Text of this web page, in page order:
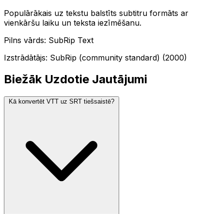
Populārākais uz tekstu balstīts subtitru formāts ar
vienkāršu laiku un teksta iezīmēšanu.
Pilns vārds: SubRip Text
Izstrādātājs: SubRip (community standard) (2000)
Biežāk Uzdotie Jautājumi
Kā konvertēt VTT uz SRT tiešsaistē?